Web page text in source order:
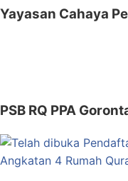
Yayasan Cahaya
PSB RQ PPA